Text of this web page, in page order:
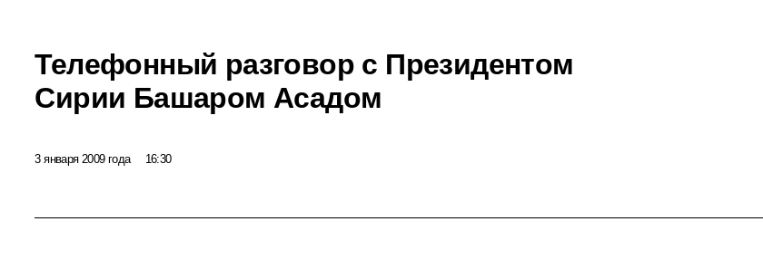
Телефонный разговор с Президентом
Сирии Башаром Асадом
3 января 2009 года 16:30